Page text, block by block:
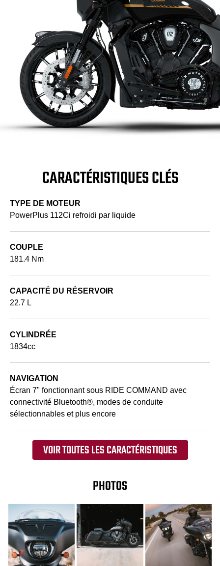
CARACTÉRISTIQUES CLÉS
TYPE DE MOTEUR
PowerPlus 112Ci refroidi par liquide
COUPLE
181.4 Nm
CAPACITÉ DU RÉSERVOIR
22.7 L
CYLINDRÉE
1834cc
NAVIGATION
Écran 7" fonctionnant sous RIDE COMMAND avec
connectivité Bluetooth®, modes de conduite
sélectionnables et plus encore
VOIR TOUTES LES CARACTÉRISTIQUES
PHOTOS